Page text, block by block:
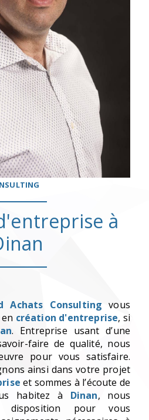
à
Achats Consulting vous
création d'entreprise, si
. Entreprise usant d’une
faire de qualité, nous
pour vous satisfaire.
ainsi dans votre projet
et sommes à l’écoute de
habitez à Dinan, nous
pour vous